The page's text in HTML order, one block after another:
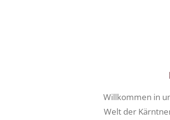
Willkommen in
Welt der